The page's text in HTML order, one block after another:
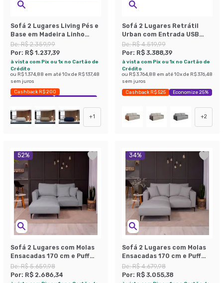
Sofá 2 Lugares Living Pés e
Base em Madeira Linho
Cotton Cinza
De:R$ 2.359,99
Por: R$ 1.237,39
à vista com Pix ou 1x no Cartão de
Crédito
ou R$ 1.374,88 em até10x de R$ 137,48
sem juros
Cashback R$ 200
Exclusivo Mobly
Economize 47%
+1
Sofá 2 Lugares Retrátil
Urban com Entrada USB
Linho Cinza e Preto 160 cm
De:R$ 4.519,99
Por: R$ 3.388,39
à vista com Pix ou 1x no Cartão de
Crédito
ou R$ 3.764,88 em até10x de R$ 376,48
sem juros
Cashback R$ 525 Economize 25%
+2
52%
Sofá 2 Lugares com Molas
Ensacadas 170 cm e Puff
Unne Bouclé Cinza
De:R$ 5.659,98
Por: R$ 2.686,34
34%
Sofá 2 Lugares com Molas
Ensacadas 170 cm e Puff
Unne Linho Cinza
De:R$ 4.679,98
Por: R$ 3.055,38